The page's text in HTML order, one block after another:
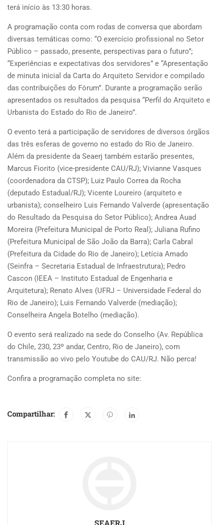
terá início às 13:30 horas.
A programação conta com rodas de conversa que abordam
diversas temáticas como: “O exercício profissional no Setor
Público – passado, presente, perspectivas para o futuro”;
“Experiências e expectativas dos servidores” e “Apresentação
de minuta inicial da Carta do Arquiteto Servidor e compilado
das contribuições do Fórum”. Durante a programação serão
apresentados os resultados da pesquisa “Perfil do Arquiteto e
Urbanista do Estado do Rio de Janeiro”.
O evento terá a participação de servidores de diversos órgãos
das três esferas de governo no estado do Rio de Janeiro.
Além da presidente da Seaerj também estarão presentes,
Marcus Fiorito (vice-presidente CAU/RJ); Vivianne Vasques
(coordenadora da CTSP); Luiz Paulo Correa da Rocha
(deputado Estadual/RJ); Vicente Loureiro (arquiteto e
urbanista); conselheiro Luis Fernando Valverde (apresentação
do Resultado da Pesquisa do Setor Público); Andrea Auad
Moreira (Prefeitura Municipal de Porto Real); Juliana Rufino
(Prefeitura Municipal de São João da Barra); Carla Cabral
(Prefeitura da Cidade do Rio de Janeiro); Letícia Amado
(Seinfra – Secretaria Estadual de Infraestrutura); Pedro
Cascon (IEEA – Instituto Estadual de Engenharia e
Arquitetura); Renato Alves (UFRJ – Universidade Federal do
Rio de Janeiro); Luis Fernando Valverde (mediação);
Conselheira Angela Botelho (mediação).
O evento será realizado na sede do Conselho (Av. República
do Chile, 230, 23º andar, Centro, Rio de Janeiro), com
transmissão ao vivo pelo Youtube do CAU/RJ. Não perca!
Confira a programação completa no site:
Compartilhar:
SEAERJ